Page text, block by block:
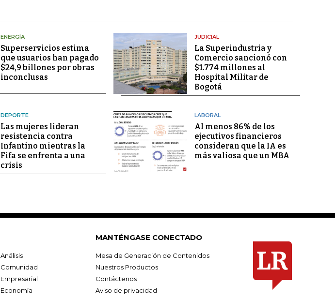
ENERGÍA
Superservicios estima
que usuarios han pagado
$24,9 billones por obras
inconclusas
JUDICIAL
La Superindustria y
Comercio sancionó con
$1.774 millones al
Hospital Militar de
Bogotá
DEPORTE
Las mujeres lideran
resistencia contra
Infantino mientras la
Fifa se enfrenta a una
crisis
LABORAL
Al menos 86% de los
ejecutivos financieros
consideran que la IA es
más valiosa que un MBA
Análisis
Comunidad
Empresarial
Economía
MANTÉNGASE CONECTADO
Mesa de Generación de Contenidos
Nuestros Productos
Contáctenos
Aviso de privacidad